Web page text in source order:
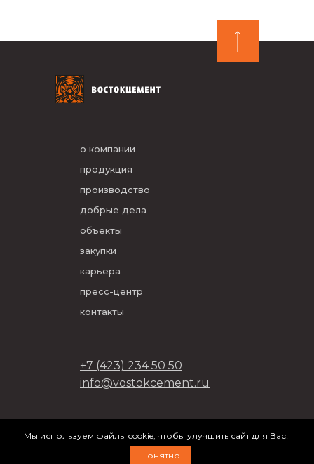
о компании
продукция
производство
добрые дела
объекты
закупки
карьера
пресс-центр
контакты
+7 (423) 234 50 50
info@vostokcement.ru
разработано вDVIGA
Мы используем файлы cookie, чтобы улучшить сайт для Вас!
Понятно